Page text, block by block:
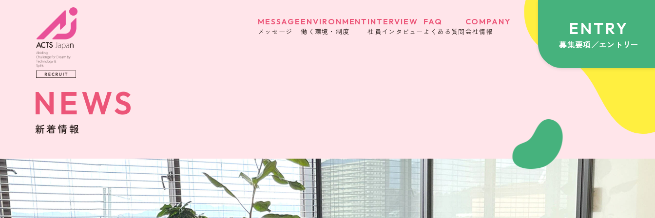
MESSAGE
メッセージ
ENVIRONMENT
働く環境・制度
INTERVIEW
社員インタビュー
FAQ
よくある質問
COMPANY
会社情報 ENTRY
募集要項／エントリー
NEWS
新着情報